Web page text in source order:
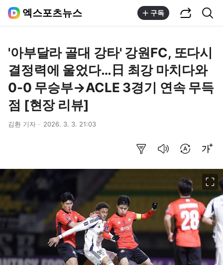
엑스포츠뉴스 구독
'아부달라 골대 강타' 강원FC, 또다시
결정력에 울었다…日 최강 마치다와
0-0 무승부→ACLE 3경기 연속 무득
점 [현장 리뷰]
김환 기자 2026. 3. 3. 21:03